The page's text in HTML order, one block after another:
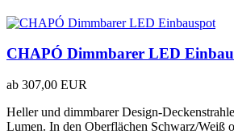
CHAPÓ Dimmbarer LED
ab 307,00 EUR
Heller und dimmbarer Design-
Lumen. In den Oberflächen Schwarz/Weiß